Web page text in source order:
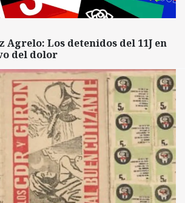
Agrelo: Los detenidos del 11J en
del dolor